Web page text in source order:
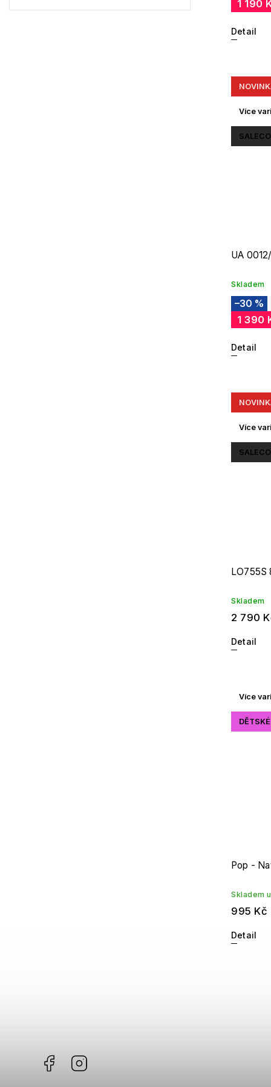
1 190
Detail
Více
UA
Skladem
–30 %
1 390
Detail
Více
LO755S
Skladem
2 790
Detail
Více
DĚTSKÉ
Pop -
Skladem
995 Kč
Detail
Facebook